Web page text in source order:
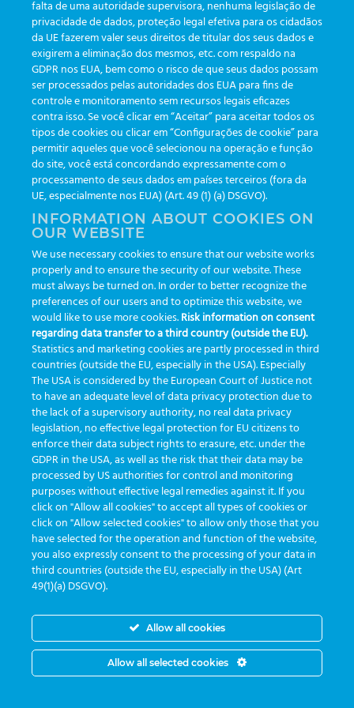
Esta ação está encerrada!
Obrigado
falta de uma autoridade supervisora, nenhuma legislação de
privacidade de dados, proteção legal efetiva para os cidadãos
da UE fazerem valer seus direitos de titular dos seus dados e
exigirem a eliminação dos mesmos, etc. com respaldo na
GDPR nos EUA, bem como o risco de que seus dados possam
ser processados pelas autoridades dos EUA para fins de
controle e monitoramento sem recursos legais eficazes
contra isso. Se você clicar em “Aceitar” para aceitar todos os
tipos de cookies ou clicar em “Configurações de cookie” para
permitir aqueles que você selecionou na operação e função
do site, você está concordando expressamente com o
processamento de seus dados em países terceiros (fora da
UE, especialmente nos EUA) (Art. 49 (1) (a) DSGVO).
INFORMATION ABOUT COOKIES ON
OUR WEBSITE
We use necessary cookies to ensure that our website works
properly and to ensure the security of our website. These
must always be turned on. In order to better recognize the
preferences of our users and to optimize this website, we
would like to use more cookies.Risk information on consent
regarding data transfer to a third country (outside the EU).
Statistics and marketing cookies are partly processed in third
countries (outside the EU, especially in the USA). Especially
The USA is considered by the European Court of Justice not
to have an adequate level of data privacy protection due to
the lack of a supervisory authority, no real data privacy
legislation, no effective legal protection for EU citizens to
enforce their data subject rights to erasure, etc. under the
GDPR in the USA, as well as the risk that their data may be
processed by US authorities for control and monitoring
purposes without effective legal remedies against it. If you
click on "Allow all cookies" to accept all types of cookies or
click on "Allow selected cookies" to allow only those that you
have selected for the operation and function of the website,
you also expressly consent to the processing of your data in
third countries (outside the EU, especially in the USA) (Art
49(1)(a) DSGVO).
Allow all cookies
Allow all selected cookies